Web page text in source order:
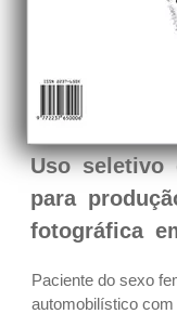
Uso seletivo
para
fotográfica
Paciente do sexo
automobilístico